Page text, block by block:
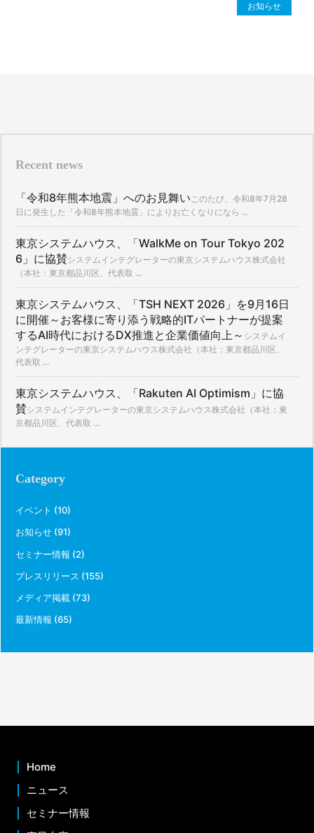
お知らせ
Recent news
「令和8年熊本地震」へのお見舞いこのたび、令和8年7月28
日に発生した「令和8年熊本地震」によりお亡くなりになら ...
東京システムハウス、「WalkMe on Tour Tokyo 202
6」に協賛システムインテグレーターの東京システムハウス株式会社
（本社：東京都品川区、代表取 ...
東京システムハウス、「TSH NEXT 2026」を9月16日
に開催～お客様に寄り添う戦略的ITパートナーが提案
するAI時代におけるDX推進と企業価値向上～ システムイ
ンテグレーターの東京システムハウス株式会社（本社：東京都品川区、
代表取 ...
東京システムハウス、「Rakuten AI Optimism」に協
賛システムインテグレーターの東京システムハウス株式会社（本社：東
京都品川区、代表取 ...
Category
イベント (10)
お知らせ(91)
セミナー情報 (2)
プレスリリース (155)
メディア掲載(73)
最新情報 (65)
Home
ニュース
セミナー情報